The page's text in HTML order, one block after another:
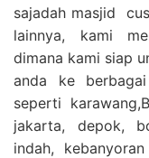
sajadah masjid
lainnya, kami
dimana kami siap
anda ke
seperti
jakarta, depok,
indah,